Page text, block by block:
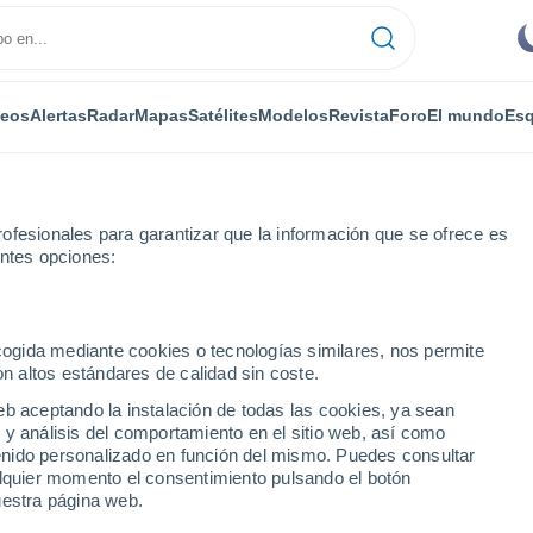
para garantizar que la información que se ofrece es
opciones:
mediante cookies o tecnologías similares, nos permite
altos estándares de calidad sin coste.
aceptando la instalación de todas las cookies, ya sean
análisis del comportamiento en el sitio web, así como
personalizado en función del mismo. Puedes consultar
momento el consentimiento pulsando el botón
página web.
AlertasRadarMapasSatélitesModelosRevistaForoEl mundo
...
Por horas